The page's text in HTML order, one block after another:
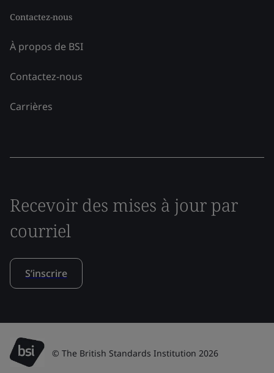
Contactez-nous
À propos de BSI
Contactez-nous
Carrières
Recevoir des mises à jour par
courriel
S’inscrire
© The British Standards Institution 2026